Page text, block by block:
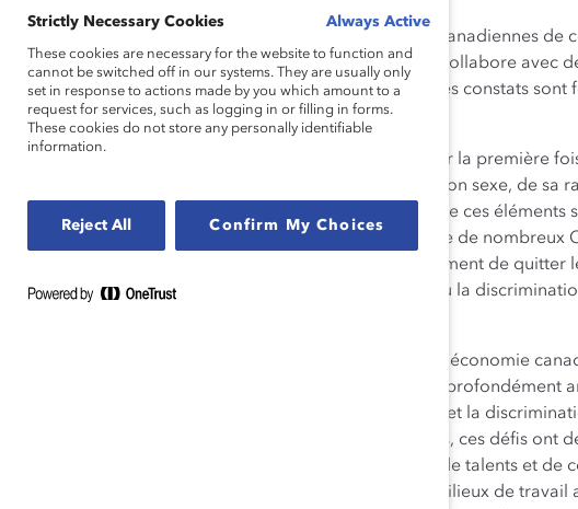
L’étude, menée auprès de plus de 700 Canadiens et Canadiennes de
d’Ascend Canada, un organisme sans but lucratif qui collabore avec
développer et promouvoir le talent panasiatique, et ses constats
que qualitatifs.
La charge émotionnelle — que nous avons décrite pour la première
se sentir différent de ses pairs au travail en raison de son sexe, de sa
ses gardes face aux préjugés, et des effets connexes de ces
réussir dans son travail. L’étude de 2019 démontre que de nombreux
gardes » de manière constante et envisagent sérieusement de quitter
gardes peut résulter d’actes fondés sur les préjugés ou la
« Les personnes de couleur constituent un moteur de l’économie
d’avoir à composer avec des obstacles parmi les plus profondément
sein des postes de haute direction, l’inéquité salariale et la
directrice générale, Catalyst Canada. « Au fil du temps, ces défis ont
bien-être des employés. En cette période de pénurie de talents et de
prendre des mesures intentionnelles pour créer des milieux de travail
Strictly Necessary Cookies Always Active
These cookies are necessary for the website to function and
cannot be switched off in our systems. They are usually only
set in response to actions made by you which amount to a
request for services, such as logging in or filling in forms.
These cookies do not store any personally identifiable
information.
Reject All Confirm My Choices